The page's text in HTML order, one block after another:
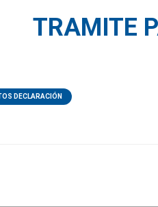
TRAMITE
DECLARACIÓN